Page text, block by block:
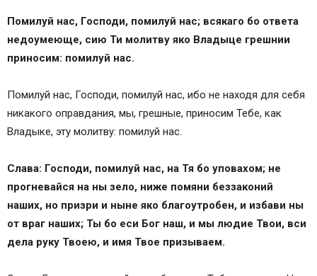
Помилуй нас, Господи, помилуй нас; всякаго бо ответа
недоумеюще, сию Ти молитву яко Владыце грешнии
приносим: помилуй нас.
Помилуй нас, Господи, помилуй нас, ибо не находя для себя
никакого оправдания, мы, грешные, приносим Тебе, как
Владыке, эту молитву: помилуй нас.
Слава: Господи, помилуй нас, на Тя бо уповахом; не
прогневайся на ны зело, ниже помяни беззаконий
наших, но призри и ныне яко благоутробен, и избави ны
от враг наших; Ты бо еси Бог наш, и мы людие Твои, вси
дела руку Твоею, и имя Твое призываем.